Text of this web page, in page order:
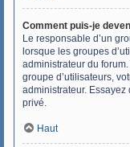
Comment puis-je
Le responsable d’un
lorsque les groupes
administrateur du
groupe d’utilisateurs,
administrateur.
privé.
Haut